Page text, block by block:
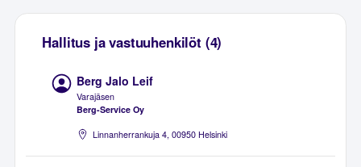
Hallitus ja vastuuhenkilöt (4)
Berg Jalo Leif
Varajäsen
Berg-Service Oy
Linnanherrankuja 4, 00950 Helsinki